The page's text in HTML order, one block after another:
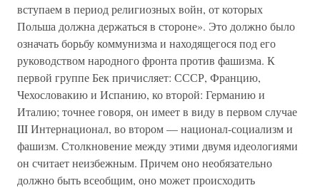
вступаем в период религиозных войн, от которых
Польша должна держаться в стороне». Это должно было
означать борьбу коммунизма и находящегося под его
руководством народного фронта против фашизма. К
первой группе Бек причисляет: СССР, Францию,
Чехословакию и Испанию, ко второй: Германию и
Италию; точнее говоря, он имеет в виду в первом случае
III Интернационал, во втором — национал-социализм и
фашизм. Столкновение между этими двумя идеологиями
он считает неизбежным. Причем оно необязательно
должно быть всеобщим, оно может происходить